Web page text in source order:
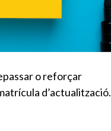
o reforçar
d’actualització.